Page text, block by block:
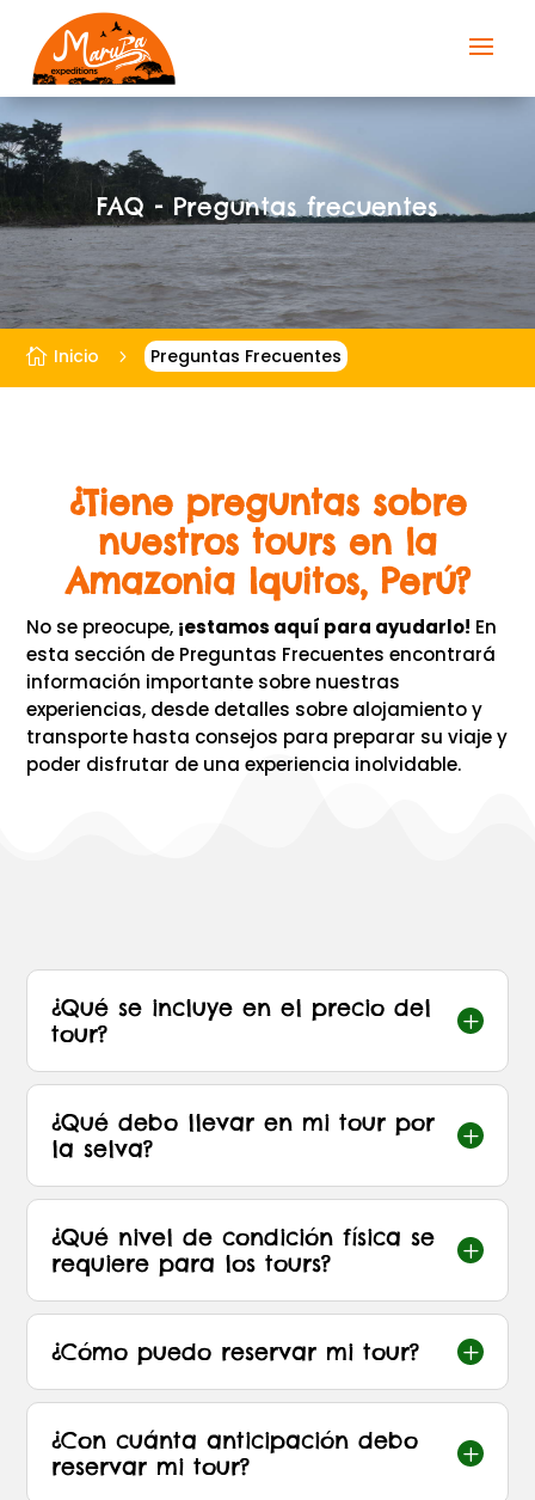
FAQ - Preguntas frecuentes
 Inicio 5 Preguntas Frecuentes
¿Tiene preguntas sobre
nuestros tours en la
Amazonia Iquitos, Perú?
No se preocupe, ¡estamos aquí para ayudarlo! En
esta sección de Preguntas Frecuentes encontrará
información importante sobre nuestras
experiencias, desde detalles sobre alojamiento y
transporte hasta consejos para preparar su viaje y
poder disfrutar de una experiencia inolvidable.
¿Qué se incluye en el precio del
tour?
L
¿Qué debo llevar en mi tour por
la selva?
L
¿Qué nivel de condición física se
requiere para los tours?
L
¿Cómo puedo reservar mi tour? L
¿Con cuánta anticipación debo
reservar mi tour?
L